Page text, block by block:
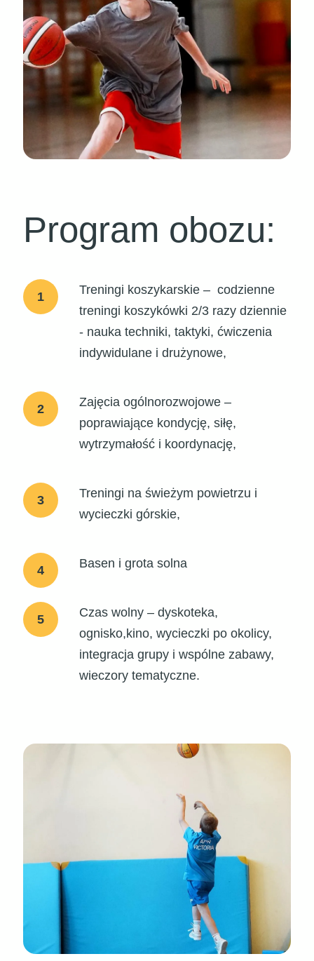
Program obozu:
1
Treningi koszykarskie – codzienne
treningi koszykówki 2/3 razy dziennie
- nauka techniki, taktyki, ćwiczenia
indywidulane i drużynowe,
2
Zajęcia ogólnorozwojowe –
poprawiające kondycję, siłę,
wytrzymałość i koordynację,
3
Treningi na świeżym powietrzu i
wycieczki górskie,
4 Basen i grota solna
5
Czas wolny – dyskoteka,
ognisko,kino, wycieczki po okolicy,
integracja grupy i wspólne zabawy,
wieczory tematyczne.